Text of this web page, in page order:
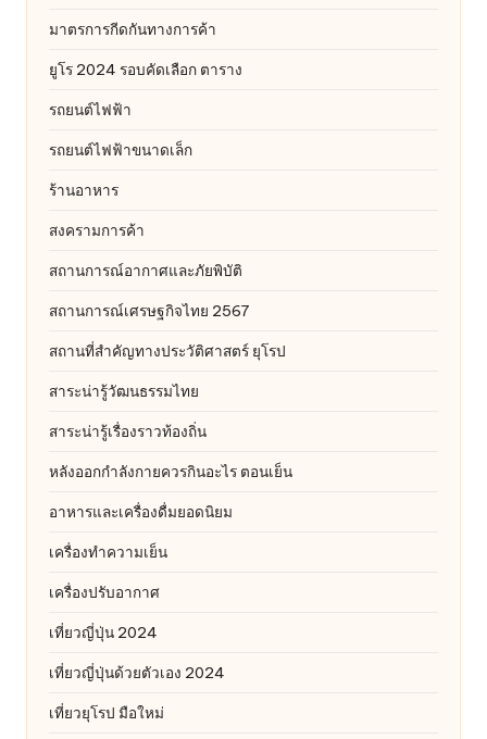
มาตรการกีดกันทางการค้า
ยูโร 2024 รอบคัดเลือก ตาราง
รถยนต์ไฟฟ้า
รถยนต์ไฟฟ้าขนาดเล็ก
ร้านอาหาร
สงครามการค้า
สถานการณ์อากาศและภัยพิบัติ
สถานการณ์เศรษฐกิจไทย 2567
สถานที่สําคัญทางประวัติศาสตร์ ยุโรป
สาระน่ารู้วัฒนธรรมไทย
สาระน่ารู้เรื่องราวท้องถิ่น
หลังออกกําลังกายควรกินอะไร ตอนเย็น
อาหารและเครื่องดื่มยอดนิยม
เครื่องทำความเย็น
เครื่องปรับอากาศ
เที่ยวญี่ปุ่น 2024
เที่ยวญี่ปุ่นด้วยตัวเอง 2024
เที่ยวยุโรป มือใหม่